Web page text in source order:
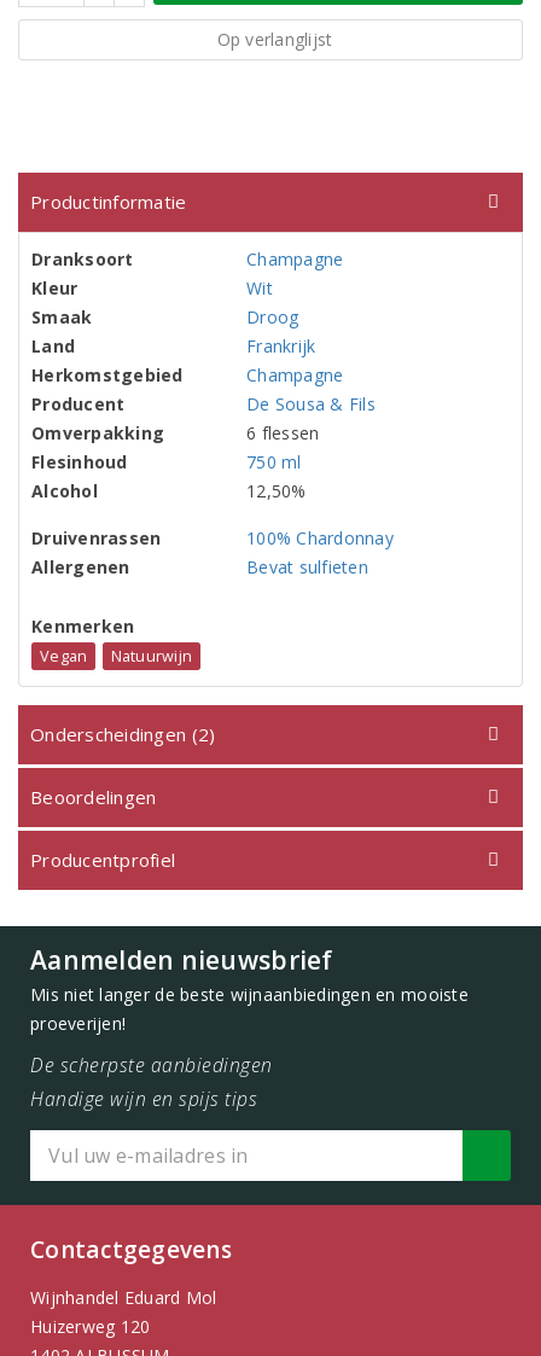
Op verlanglijst
Productinformatie
Dranksoort
Champagne
Kleur
Wit
Smaak
Droog
Land
Frankrijk
Herkomstgebied
Champagne
Producent
De Sousa & Fils
Omverpakking
6 flessen
Flesinhoud
750 ml
Alcohol
12,50%
Druivenrassen
100% Chardonnay
Allergenen
Bevat sulfieten
Kenmerken
Vegan Natuurwijn
Onderscheidingen (2)
Beoordelingen
Producentprofiel
Aanmelden nieuwsbrief
Mis niet langer de beste wijnaanbiedingen en mooiste
proeverijen!
De scherpste aanbiedingen
Handige wijn en spijs tips
Contactgegevens
Wijnhandel Eduard Mol
Huizerweg 120